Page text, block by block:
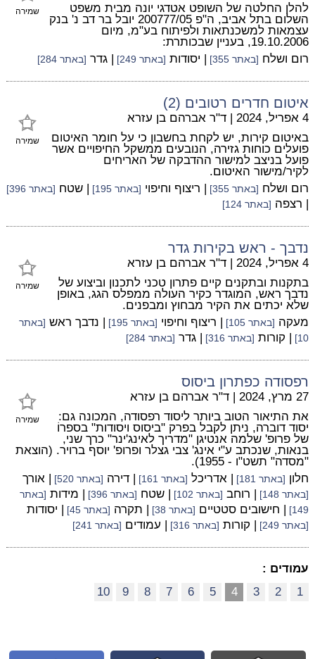
שמירה
להלן החלטה של השופט אטדגי יונה מבית משפט
השלום בתל אביב, ה"פ 200777/05 יובל בר דב נ' בנק
עצמאות למשכנתאות ולפיתוח בע"מ, מיום
19.10.2006, בעניין שבכותרת:
רום ושלח [באתר 355] | יסודות [באתר 249] | גדר [באתר 284]
איטום חדרים רטובים (2)
שמירה
4 אפריל, 2024 | ד"ר אברהם בן עזרא
באיטום קירות, יש לקחת בחשבון כי על חומר האיטום
פועלים כוחות גזירה, הנובעים ממשקל החיפויים אשר
פועל בניצב למישור ההדבקה של האריחים
לקיר/מישור האיטום.
רום ושלח [באתר 355] | ריצוף וחיפוי [באתר 195] | שטח [באתר 396]
| רצפה [באתר 124]
נדבך - ראש בקירות גדר
שמירה
4 אפריל, 2024 | ד"ר אברהם בן עזרא
בתקנות ובתקנים קיים פתרון טכני לתכנון וביצוע של
נדבך ראש, המוגדר כקיר העולה ממפלס הגג, באופן
שלא יכתים את הקיר מבחוץ ומבפנים.
מעקה [באתר 105] | ריצוף וחיפוי [באתר 195] | נדבך ראש [באתר
10]
| קורות [באתר 316] | גדר [באתר 284]
רפסודה כפתרון ביסוס
שמירה
27 מרץ, 2024 | ד"ר אברהם בן עזרא
את התיאור הטוב ביותר ליסוד רפסודה, המכונה גם:
יסוד דוברה, ניתן לקבל בפרק "ביסוס ויסודות" בספרוֹ
של פרופ' שלמה אנטיגן "מדריך לאינג'ינר" כרך שני,
בנאות, שנכתב ע"י אינג' צבי גצלר ופרופ' יוסף ברויר. (הוצאת
"מסדה" תשט"ו - 1955).
חלון [באתר 181] | אדריכל [באתר 161] | דירה [באתר 520] | אורך
[באתר 148] | רוחב [באתר 102] | שטח [באתר 396] | מידות [באתר
149]
| חישובים סטטיים [באתר 38] | תקרה [באתר 45] | יסודות
[באתר 249] | קורות [באתר 316] | עמודים [באתר 241]
עמודים :
1
2
3
4
5
6
7
8
9
10